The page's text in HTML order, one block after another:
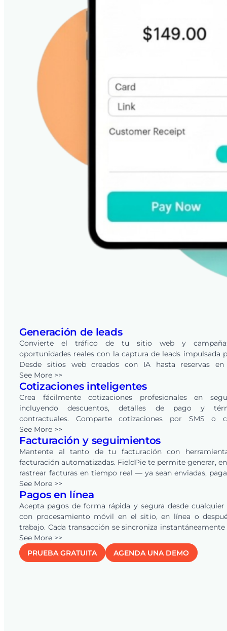
Generación de leads
Convierte el tráfico de tu sitio web y
oportunidades reales con la captura de leads impulsada
Desde sitios web creados con IA hasta reservas en
integradas, cada solicitud se convierte en un lead en tu
de FieldPie — listo para rastrear, calificar y convertir a
CRM integrado.
See More >>
Cotizaciones inteligentes
Crea fácilmente cotizaciones profesionales en
incluyendo descuentos, detalles de pago y
contractuales. Comparte cotizaciones por SMS o
electrónico, y permite a los clientes revisarlas y
línea con un solo clic. FieldPie también
seguimientos, ayudando a negocios de todas las
convertir más oportunidades en ingresos.
See More >>
Facturación y seguimientos
Mantente al tanto de tu facturación con
facturación automatizadas. FieldPie te permite generar,
rastrear facturas en tiempo real — ya sean enviadas,
vencidas. Los recordatorios automáticos mantienen a tu
y clientes alineados, asegurando pagos más
reduciendo la carga de trabajo administrativa.
See More >>
Pagos en línea
Acepta pagos de forma rápida y segura desde
con procesamiento móvil en el sitio, en línea o
trabajo. Cada transacción se sincroniza
sistema para una visibilidad financiera clara, y la
QuickBooksOnline automatiza cotizaciones, facturas y
— eliminando la doble entrada y manteniendo tus
See More >>
PRUEBA GRATUITA
AGENDA UNA DEMO